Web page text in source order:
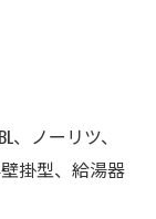
、ノーリツ、
掛型、給湯器